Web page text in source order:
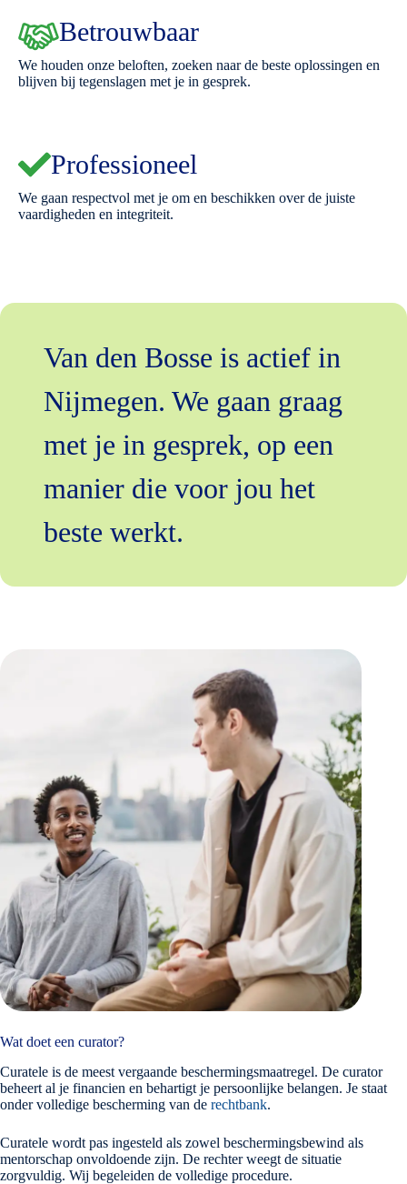
Betrouwbaar
We houden onze beloften, zoeken naar de beste oplossingen en
blijven bij tegenslagen met je in gesprek.
Professioneel
We gaan respectvol met je om en beschikken over de juiste
vaardigheden en integriteit.
Van den Bosse is actief in
Nijmegen. We gaan graag
met je in gesprek, op een
manier die voor jou het
beste werkt.
Wat doet een curator?
Curatele is de meest vergaande beschermingsmaatregel. De curator
beheert al je financien en behartigt je persoonlijke belangen. Je staat
onder volledige bescherming van de rechtbank.
Curatele wordt pas ingesteld als zowel beschermingsbewind als
mentorschap onvoldoende zijn. De rechter weegt de situatie
zorgvuldig. Wij begeleiden de volledige procedure.